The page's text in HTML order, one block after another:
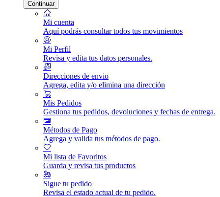
Continuar
Mi cuenta
Aquí podrás consultar todos tus movimientos
Mi Perfil
Revisa y edita tus datos personales.
Direcciones de envio
Agrega, edita y/o elimina una dirección
Mis Pedidos
Gestiona tus pedidos, devoluciones y fechas de entrega.
Métodos de Pago
Agrega y valida tus métodos de pago.
Mi lista de Favoritos
Guarda y revisa tus productos
Sigue tu pedido
Revisa el estado actual de tu pedido.